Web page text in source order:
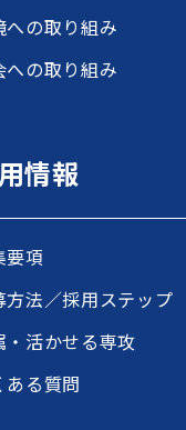
への取り組み
への取り組み
情報
要項
方法／採用ステップ
・活かせる専攻
ある質問